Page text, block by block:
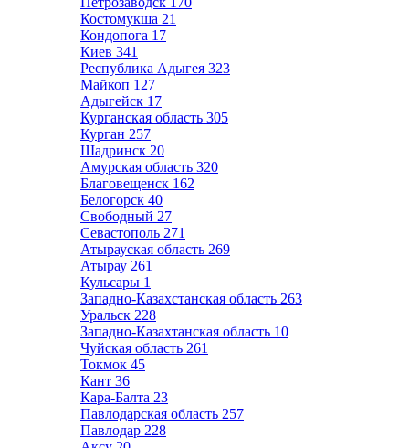
Костомукша 21
Кондопога 17
Киев 341
Республика Адыгея 323
Майкоп 127
Адыгейск 17
Курганская область 305
Курган 257
Шадринск 20
Амурская область 320
Благовещенск 162
Белогорск 40
Свободный 27
Севастополь 271
Атырауская область 269
Атырау 261
Кульсары 1
Западно-Казахстанская область 263
Уральск 228
Западно-Казахтанская область 10
Чуйская область 261
Токмок 45
Кант 36
Кара-Балта 23
Павлодарская область 257
Павлодар 228